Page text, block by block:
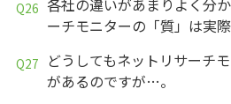
各社の違いがあまりよく分
ーチモニターの「質」は実
どうしてもネットリサーチ
があるのですが…。